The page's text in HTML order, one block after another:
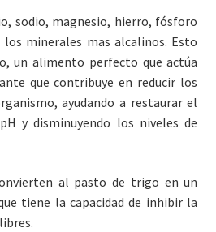
sodio, magnesio, hierro, fósforo
minerales mas alcalinos. Esto
un alimento perfecto que actúa
que contribuye en reducir los
ayudando a restaurar el
y disminuyendo los niveles de
al pasto de trigo en un
tiene la capacidad de inhibir la